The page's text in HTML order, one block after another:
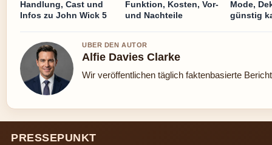
Handlung, Cast und
Infos zu John Wick 5
Funktion, Kosten, Vor-
und Nachteile
Mode,
günstig
UBER DEN AUTOR
Alfie Davies Clarke
Wir veröffentlichen täglich faktenbasierte
PRESSEPUNKT